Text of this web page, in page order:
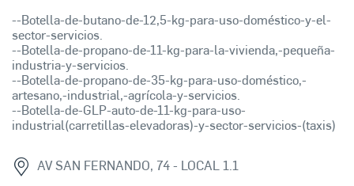
--Botella-de-butano-de-12,5-kg-para-uso-doméstico-y-el-
sector-servicios.
--Botella-de-propano-de-11-kg-para-la-vivienda,-pequeña-
industria-y-servicios.
--Botella-de-propano-de-35-kg-para-uso-doméstico,-
artesano,-industrial,-agrícola-y-servicios.
--Botella-de-GLP-auto-de-11-kg-para-uso-
industrial(carretillas-elevadoras)-y-sector-servicios-(taxis)
AV SAN FERNANDO, 74 - LOCAL 1.1